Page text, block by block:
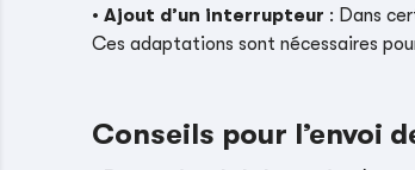
•Ajout d’un interrupteur : Dans
Ces adaptations sont nécessaires
Conseils pour l’envoi